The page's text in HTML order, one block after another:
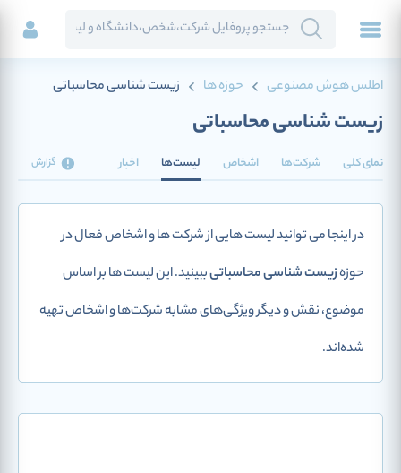
اطلس هوش مصنوعی حوزه ها زیست شناسی محاسباتی
زیست شناسی محاسباتی
نمای کلی شرکت‌ها اشخاص لیست‌ها اخبار گزارش
در اینجا می توانید لیست هایی از شرکت ها و اشخاص فعال در
حوزهزیست شناسی محاسباتیببینید. این لیست ها بر اساس
موضوع، نقش و دیگر ویژگی‌های مشابه شرکت‌ها و اشخاص تهیه
شده‌اند.